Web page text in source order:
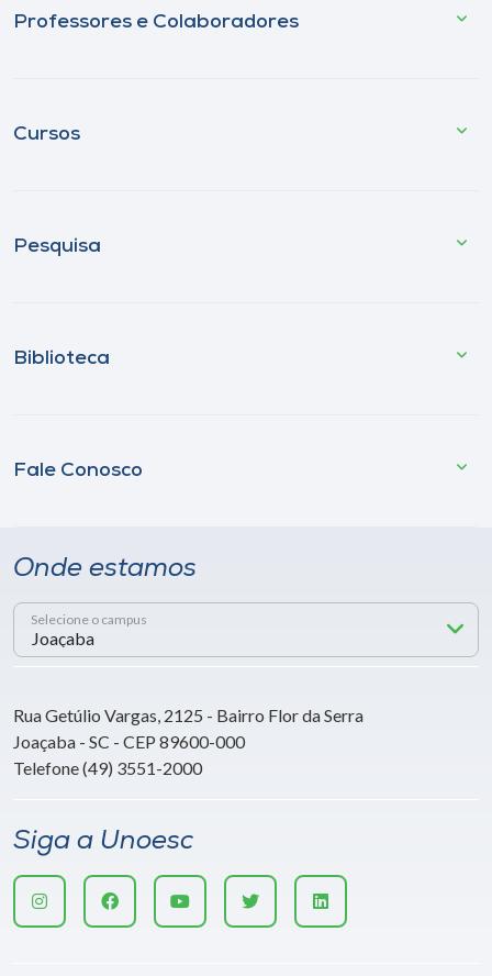
Professores e Colaboradores
Cursos
Pesquisa
Biblioteca
Fale Conosco
Onde estamos
Selecione o campus
Rua Getúlio Vargas, 2125 - Bairro Flor da Serra
Joaçaba - SC - CEP 89600-000
Telefone (49) 3551-2000
Siga a Unoesc